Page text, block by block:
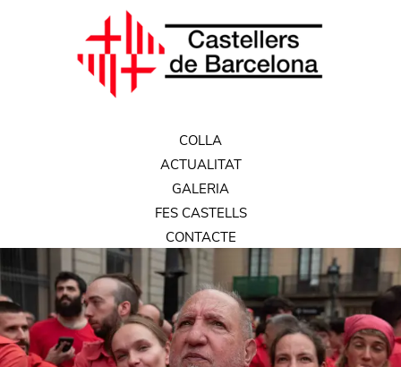
COLLA
ACTUALITAT
GALERIA
FES CASTELLS
CONTACTE